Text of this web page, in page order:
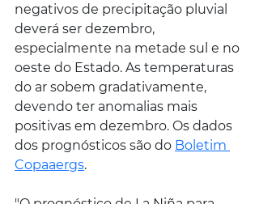
negativos de precipitação pluvial
deverá ser dezembro,
especialmente na metade sul e no
oeste do Estado. As temperaturas
do ar sobem gradativamente,
devendo ter anomalias mais
positivas em dezembro. Os dados
dos prognósticos são do Boletim
Copaaergs.